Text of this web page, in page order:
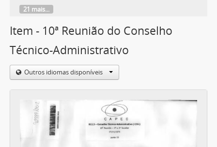
21 mais...
Item - 10ª Reunião do Conselho
Técnico-Administrativo
Outros idiomas disponíveis